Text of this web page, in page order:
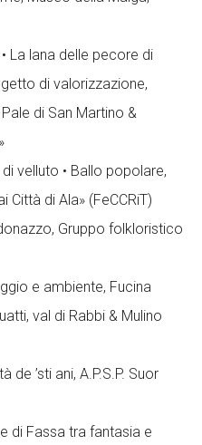
La lana delle pecore di
di valorizzazione,
di San Martino &
velluto • Ballo popolare,
Città di Ala» (FeCCRiT)
Gruppo folkloristico
e ambiente, Fucina
val di Rabbi & Mulino
de ’sti ani, A.P.S.P. Suor
di Fassa tra fantasia e